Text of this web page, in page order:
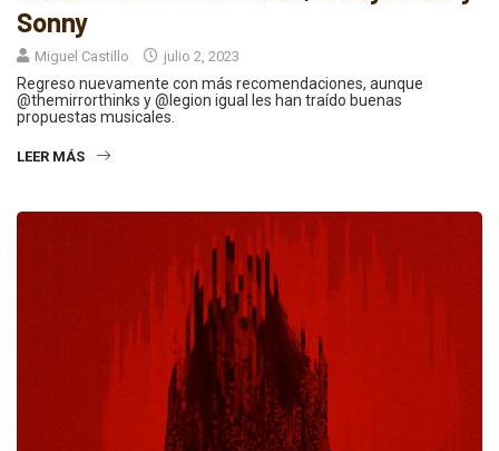
Sonny
Miguel Castillo julio 2, 2023
Regreso nuevamente con más recomendaciones, aunque
@themirrorthinks y @legion igual les han traído buenas
propuestas musicales.
LEER MÁS